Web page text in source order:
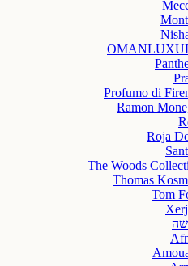
Profumo di
Ramon
Roja
The Woods
Thomas
Tom